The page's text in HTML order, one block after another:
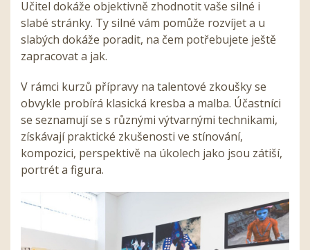
Učitel dokáže objektivně zhodnotit vaše silné i
slabé stránky. Ty silné vám pomůže rozvíjet a u
slabých dokáže poradit, na čem potřebujete ještě
zapracovat a jak.
V rámci kurzů přípravy na talentové zkoušky se
obvykle probírá klasická kresba a malba. Účastníci
se seznamují se s různými výtvarnými technikami,
získávají praktické zkušenosti ve stínování,
kompozici, perspektivě na úkolech jako jsou zátiší,
portrét a figura.